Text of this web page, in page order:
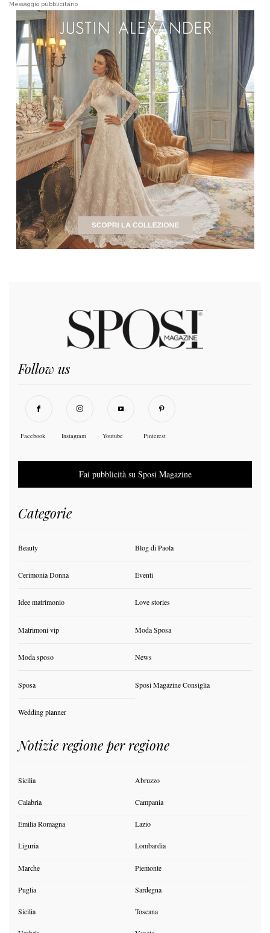
Messaggio pubblicitario
Follow us
Facebook Instagram Youtube Pinterest
Fai pubblicità su Sposi Magazine
Categorie
Beauty Blog di Paola
Cerimonia Donna Eventi
Idee matrimonio Love stories
Matrimoni vip Moda Sposa
Moda sposo News
Sposa Sposi Magazine Consiglia
Wedding planner
Notizie regione per regione
Sicilia Abruzzo
Calabria Campania
Emilia Romagna Lazio
Liguria Lombardia
Marche Piemonte
Puglia Sardegna
Sicilia Toscana